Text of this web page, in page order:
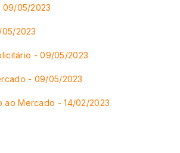
05/2023
2023
- 09/05/2023
- 09/05/2023
ao Mercado - 14/02/2023